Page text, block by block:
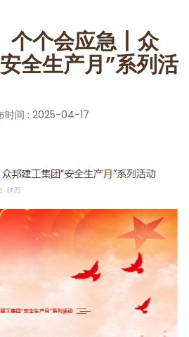
个个会应急丨众
全生产月”系列活
时间 : 2025-04-17